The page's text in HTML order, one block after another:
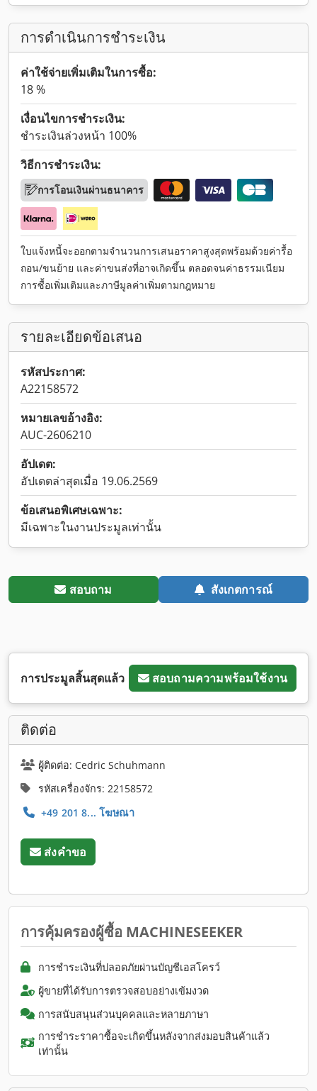
การดำเนินการชำระเงิน
ค่าใช้จ่ายเพิ่มเติมในการซื้อ:
18 %
เงื่อนไขการชำระเงิน:
ชำระเงินล่วงหน้า 100%
วิธีการชำระเงิน:
การโอนเงินผ่านธนาคาร
ใบแจ้งหนี้จะออกตามจำนวนการเสนอราคาสูงสุดพร้อมด้วยค่ารื้อ
ถอน/ขนย้าย และค่าขนส่งที่อาจเกิดขึ้น ตลอดจนค่าธรรมเนียม
การซื้อเพิ่มเติมและภาษีมูลค่าเพิ่มตามกฎหมาย
รายละเอียดข้อเสนอ
รหัสประกาศ:
A22158572
หมายเลขอ้างอิง:
AUC-2606210
อัปเดต:
อัปเดตล่าสุดเมื่อ 19.06.2569
ข้อเสนอพิเศษเฉพาะ:
มีเฉพาะในงานประมูลเท่านั้น
สอบถาม สังเกตการณ์
การประมูลสิ้นสุดแล้ว สอบถามความพร้อมใช้งาน
ติดต่อ
ผู้ติดต่อ: Cedric Schuhmann
รหัสเครื่องจักร: 22158572
+49 201 8... โฆษณา
ส่งคำขอ
การคุ้มครองผู้ซื้อ MACHINESEEKER
การชำระเงินที่ปลอดภัยผ่านบัญชีเอสโครว์
ผู้ขายที่ได้รับการตรวจสอบอย่างเข้มงวด
การสนับสนุนส่วนบุคคลและหลายภาษา
การชำระราคาซื้อจะเกิดขึ้นหลังจากส่งมอบสินค้าแล้ว
เท่านั้น